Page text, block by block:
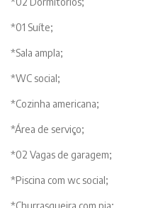
*01 Suíte;
*Sala ampla;
*WC social;
*Cozinha americana;
*Área de serviço;
*02 Vagas de garagem;
*Piscina com wc social;
*Churrasqueira com pia;